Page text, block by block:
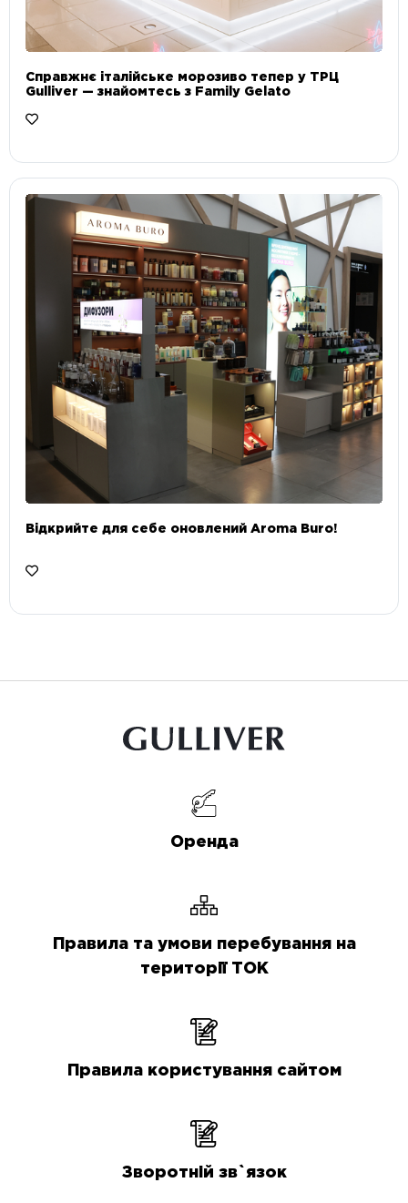
Справжнє італійське морозиво тепер у ТРЦ
Gulliver — знайомтесь з Family Gelato
Відкрийте для себе оновлений Aroma Buro! ⠀
Оренда
Правила та умови перебування на
території ТОК
Правила користування сайтом
Зворотній зв`язок